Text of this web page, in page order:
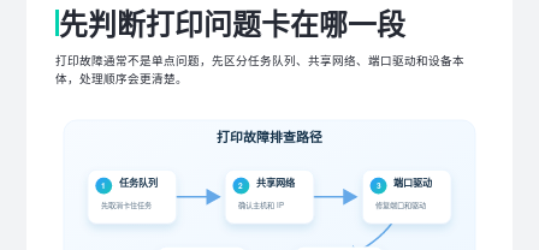
先判断打印问题卡在哪一段
打印故障通常不是单点问题，先区分任务队列、共享网络、端口驱动和设备本
体，处理顺序会更清楚。
打印故障排查路径
1 任务队列
先取消卡住任务
2 共享网络
确认主机和 IP
3 端口驱动
修复端口和驱动